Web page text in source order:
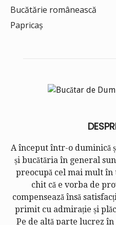
Bucătărie românească
Papricaș
A început într-o duminică
și bucătăria în general
preocupă cel mai mult
chit că e vorba de
compensează însă
primit cu admirație și
Pe de altă parte lucrez